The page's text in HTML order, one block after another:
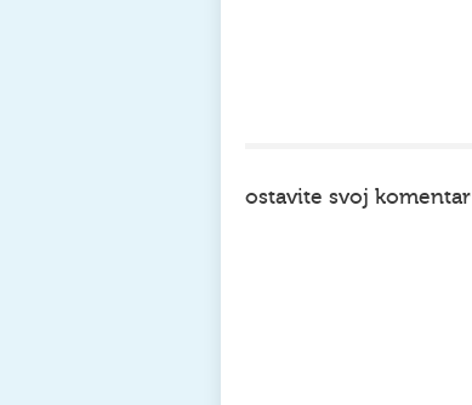
ostavite svoj komentar